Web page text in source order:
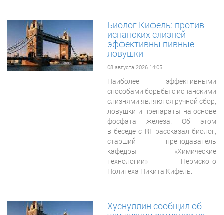
Биолог Кифель: против
испанских слизней
эффективны пивные
ловушки
08 августа 2026 14:05
Наиболее эффективными
способами борьбы с испанскими
слизнями являются ручной сбор,
ловушки и препараты на основе
фосфата железа. Об этом
в беседе с RT рассказал биолог,
старший преподаватель
кафедры «Химические
технологии» Пермского
Политеха Никита Кифель.
Хуснуллин сообщил об